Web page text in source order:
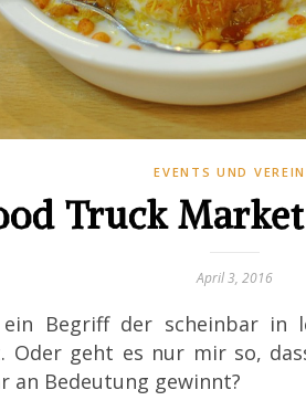
EVENTS UND
Truck
April 3, 2016
Begriff der scheinbar in
Oder geht es nur mir so,
an Bedeutung gewinnt?